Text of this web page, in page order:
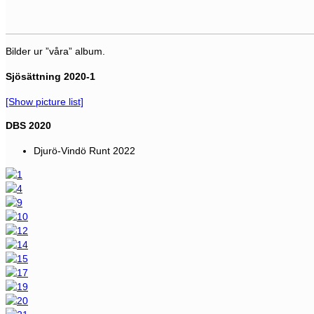
Bilder ur ”våra” album.
Sjösättning 2020-1
[Show picture list]
DBS 2020
Djurö-Vindö Runt 2022